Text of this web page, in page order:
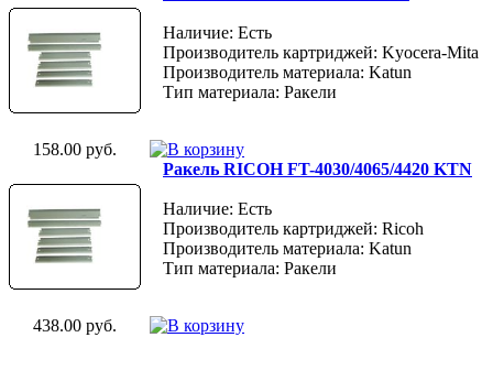
Наличие: Есть
Производитель картриджей: Kyocera-Mita
Производитель материала: Katun
Тип материала: Ракели
158.00 руб.
Ракель RICOH FT-4030/4065/4420 KTN
Наличие: Есть
Производитель картриджей: Ricoh
Производитель материала: Katun
Тип материала: Ракели
438.00 руб.